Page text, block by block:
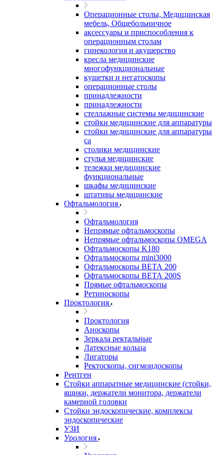
Операционные столы, Медицинская
мебель, Общебольничное
аксессуары и приспособления к
операционным столам
гинекология и акушерство
кресла медицинские
многофункциональные
кушетки и негатоскопы
операционные столы
принадлежности
принадлежности
стеллажные системы медицинские
стойки медицинские для аппаратуры
стойки медицинские для аппаратуры
са
столики медицинские
стулья медицинские
тележки медицинские
функциональные
шкафы медицинские
штативы медицинские
Офтальмология
Офтальмология
Непрямые офтальмоскопы
Непрямые офтальмоскопы OMEGA
Офтальмоскопы K180
Офтальмоскопы mini3000
Офтальмоскопы ВЕТА 200
Офтальмоскопы ВЕТА 200S
Прямые офтальмоскопы
Ретиноскопы
Проктология
Проктология
Аноскопы
Зеркала ректальные
Латексные кольца
Лигаторы
Ректоскопы, сигмоидоскопы
Рентген
Стойки аппаратные медицинские (стойки,
ящики, держатели монитора, держатели
камерной головки
Стойки эндоскопические, комплексы
эндоскопические
УЗИ
Урология